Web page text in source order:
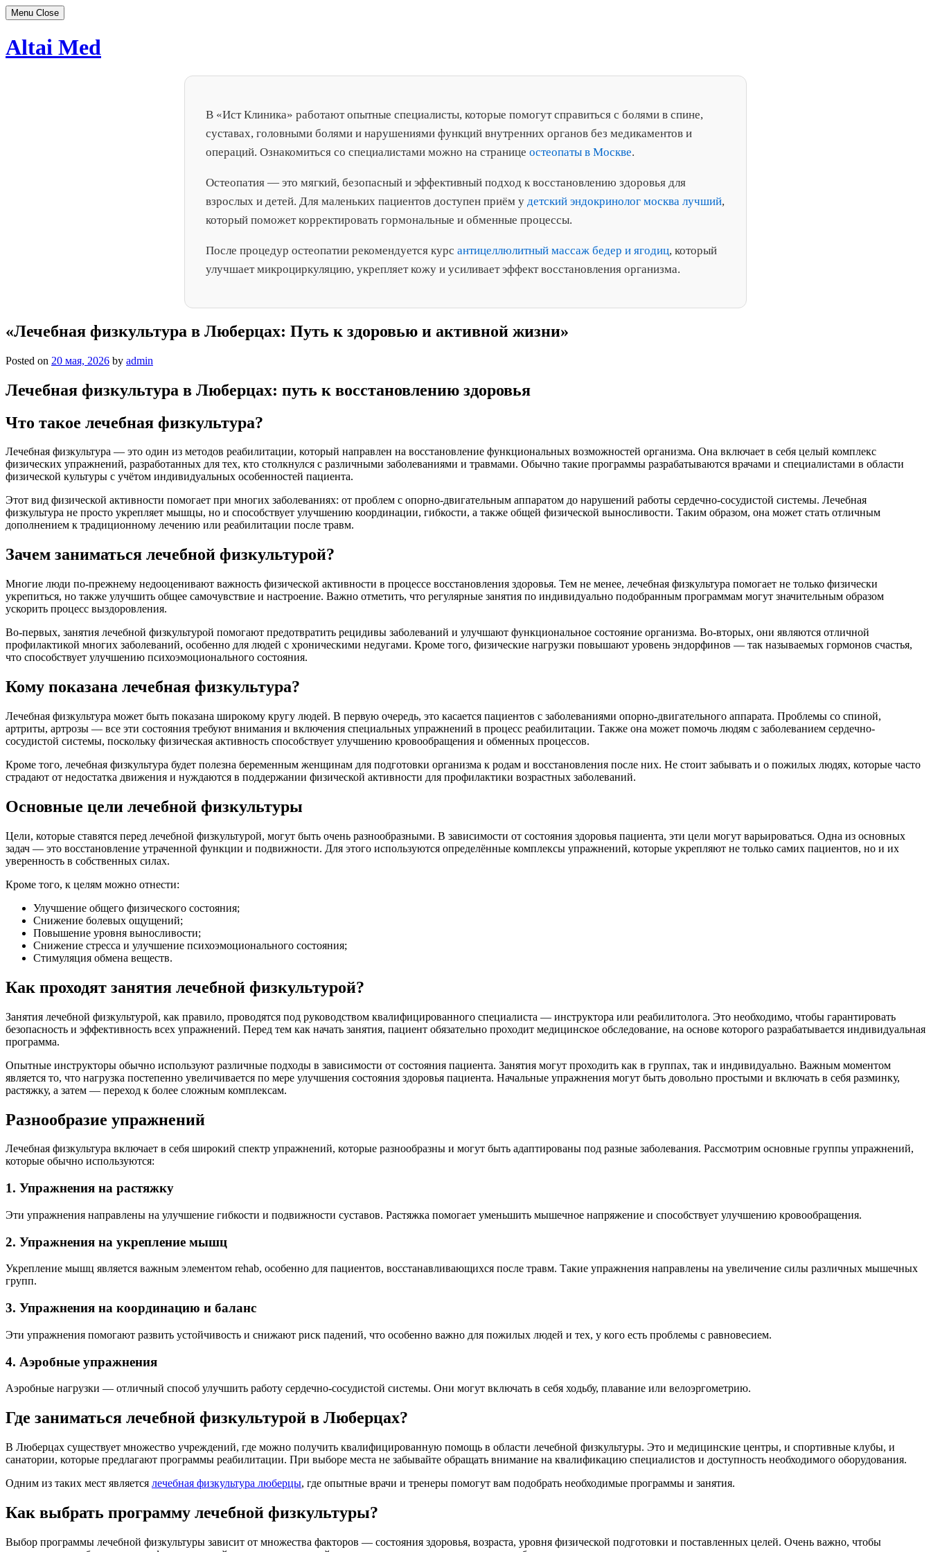
Menu Close
Skip
to
Altai Med
В «Ист Клиника» работают опытные специалисты, которые помогут справиться с болями в спине,
суставах, головными болями и нарушениями функций внутренних органов без медикаментов и
операций. Ознакомиться со специалистами можно на странице остеопаты в Москве.
Остеопатия — это мягкий, безопасный и эффективный подход к восстановлению здоровья для
взрослых и детей. Для маленьких пациентов доступен приём у детский эндокринолог москва лучший,
который поможет корректировать гормональные и обменные процессы.
После процедур остеопатии рекомендуется курс антицеллюлитный массаж бедер и ягодиц, который
улучшает микроциркуляцию, укрепляет кожу и усиливает эффект восстановления организма.
«Лечебная физкультура в Люберцах: Путь к здоровью и активной жизни»
Posted on 20 мая, 2026 by admin
Лечебная физкультура в Люберцах: путь к восстановлению здоровья
Что такое лечебная физкультура?
Лечебная физкультура — это один из методов реабилитации, который направлен на восстановление функциональных возможностей организма. Она включает в себя целый комплекс
физических упражнений, разработанных для тех, кто столкнулся с различными заболеваниями и травмами. Обычно такие программы разрабатываются врачами и специалистами в области
физической культуры с учётом индивидуальных особенностей пациента.
Этот вид физической активности помогает при многих заболеваниях: от проблем с опорно-двигательным аппаратом до нарушений работы сердечно-сосудистой системы. Лечебная
физкультура не просто укрепляет мышцы, но и способствует улучшению координации, гибкости, а также общей физической выносливости. Таким образом, она может стать отличным
дополнением к традиционному лечению или реабилитации после травм.
Зачем заниматься лечебной физкультурой?
Многие люди по-прежнему недооценивают важность физической активности в процессе восстановления здоровья. Тем не менее, лечебная физкультура помогает не только физически
укрепиться, но также улучшить общее самочувствие и настроение. Важно отметить, что регулярные занятия по индивидуально подобранным программам могут значительным образом
ускорить процесс выздоровления.
Во-первых, занятия лечебной физкультурой помогают предотвратить рецидивы заболеваний и улучшают функциональное состояние организма. Во-вторых, они являются отличной
профилактикой многих заболеваний, особенно для людей с хроническими недугами. Кроме того, физические нагрузки повышают уровень эндорфинов — так называемых гормонов счастья,
что способствует улучшению психоэмоционального состояния.
Кому показана лечебная физкультура?
Лечебная физкультура может быть показана широкому кругу людей. В первую очередь, это касается пациентов с заболеваниями опорно-двигательного аппарата. Проблемы со спиной,
артриты, артрозы — все эти состояния требуют внимания и включения специальных упражнений в процесс реабилитации. Также она может помочь людям с заболеванием сердечно-
сосудистой системы, поскольку физическая активность способствует улучшению кровообращения и обменных процессов.
Кроме того, лечебная физкультура будет полезна беременным женщинам для подготовки организма к родам и восстановления после них. Не стоит забывать и о пожилых людях, которые часто
страдают от недостатка движения и нуждаются в поддержании физической активности для профилактики возрастных заболеваний.
Основные цели лечебной физкультуры
Цели, которые ставятся перед лечебной физкультурой, могут быть очень разнообразными. В зависимости от состояния здоровья пациента, эти цели могут варьироваться. Одна из основных
задач — это восстановление утраченной функции и подвижности. Для этого используются определённые комплексы упражнений, которые укрепляют не только самих пациентов, но и их
уверенность в собственных силах.
Кроме того, к целям можно отнести:
Улучшение общего физического состояния;
Снижение болевых ощущений;
Повышение уровня выносливости;
Снижение стресса и улучшение психоэмоционального состояния;
Стимуляция обмена веществ.
Как проходят занятия лечебной физкультурой?
Занятия лечебной физкультурой, как правило, проводятся под руководством квалифицированного специалиста — инструктора или реабилитолога. Это необходимо, чтобы гарантировать
безопасность и эффективность всех упражнений. Перед тем как начать занятия, пациент обязательно проходит медицинское обследование, на основе которого разрабатывается индивидуальная
программа.
Опытные инструкторы обычно используют различные подходы в зависимости от состояния пациента. Занятия могут проходить как в группах, так и индивидуально. Важным моментом
является то, что нагрузка постепенно увеличивается по мере улучшения состояния здоровья пациента. Начальные упражнения могут быть довольно простыми и включать в себя разминку,
растяжку, а затем — переход к более сложным комплексам.
Разнообразие упражнений
Лечебная физкультура включает в себя широкий спектр упражнений, которые разнообразны и могут быть адаптированы под разные заболевания. Рассмотрим основные группы упражнений,
которые обычно используются:
1. Упражнения на растяжку
Эти упражнения направлены на улучшение гибкости и подвижности суставов. Растяжка помогает уменьшить мышечное напряжение и способствует улучшению кровообращения.
2. Упражнения на укрепление мышц
Укрепление мышц является важным элементом rehab, особенно для пациентов, восстанавливающихся после травм. Такие упражнения направлены на увеличение силы различных мышечных
групп.
3. Упражнения на координацию и баланс
Эти упражнения помогают развить устойчивость и снижают риск падений, что особенно важно для пожилых людей и тех, у кого есть проблемы с равновесием.
4. Аэробные упражнения
Аэробные нагрузки — отличный способ улучшить работу сердечно-сосудистой системы. Они могут включать в себя ходьбу, плавание или велоэргометрию.
Где заниматься лечебной физкультурой в Люберцах?
В Люберцах существует множество учреждений, где можно получить квалифицированную помощь в области лечебной физкультуры. Это и медицинские центры, и спортивные клубы, и
санатории, которые предлагают программы реабилитации. При выборе места не забывайте обращать внимание на квалификацию специалистов и доступность необходимого оборудования.
Одним из таких мест является лечебная физкультура люберцы, где опытные врачи и тренеры помогут вам подобрать необходимые программы и занятия.
Как выбрать программу лечебной физкультуры?
Выбор программы лечебной физкультуры зависит от множества факторов — состояния здоровья, возраста, уровня физической подготовки и поставленных целей. Очень важно, чтобы